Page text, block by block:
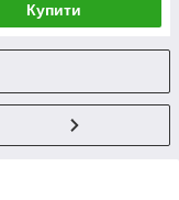
Купити